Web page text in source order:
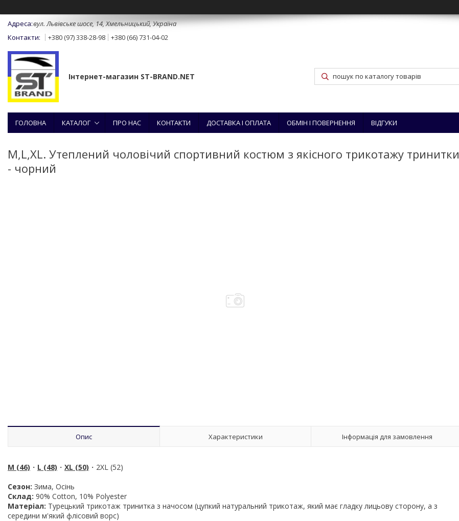
вул. Львівське шосе, 14, Хмельницький, Україна
+380 (97) 338-28-98
+380 (66) 731-04-02
Інтернет-магазин ST-BRAND.NET
ГОЛОВНА КАТАЛОГ ПРО НАС КОНТАКТИ ДОСТАВКА І ОПЛАТА ОБМІН І ПОВЕРНЕННЯ ВІДГУКИ
M,L,XL. Утеплений чоловічий спортивний костюм з якісного трикотажу тринитки
- чорний
Опис Характеристики Інформація для замовлення
M (46) ・ L (48) ・ XL (50) ・2XL (52)
Сезон: Зима, Осінь
Склад: 90% Cotton, 10% Polyester
Матеріал: Турецький трикотаж тринитка з начосом (цупкий натуральний трикотаж, який має гладку лицьову сторону, а з
середини м'який флісовий ворс)